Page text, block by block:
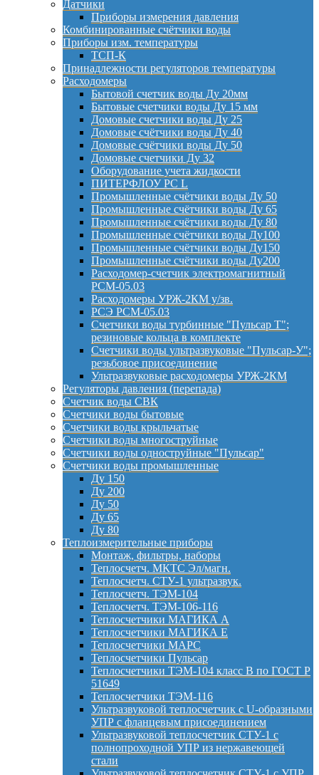
Датчики
Приборы измерения давления
Комбинированные счётчики воды
Приборы изм. температуры
ТСП-К
Принадлежности регуляторов температуры
Расходомеры
Бытовой счетчик воды Ду 20мм
Бытовые счетчики воды Ду 15 мм
Домовые счетчики воды Ду 25
Домовые счётчики воды Ду 40
Домовые счётчики воды Ду 50
Домовые счетчики Ду 32
Оборудование учета жидкости
ПИТЕРФЛОУ РС L
Промышленные счётчики воды Ду 50
Промышленные счётчики воды Ду 65
Промышленные счётчики воды Ду 80
Промышленные счётчики воды Ду100
Промышленные счётчики воды Ду150
Промышленные счётчики воды Ду200
Расходомер-счетчик электромагнитный
РСМ-05.03
Расходомеры УРЖ-2КМ у/зв.
РСЭ РСМ-05.03
Счетчики воды турбинные "Пульсар Т";
резиновые кольца в комплекте
Счетчики воды ультразвуковые "Пульсар-У";
резьбовое присоединение
Ультразвуковые расходомеры УРЖ-2КМ
Регуляторы давления (перепада)
Счетчик воды СВК
Счетчики воды бытовые
Счетчики воды крыльчатые
Счетчики воды многоструйные
Счетчики воды одноструйные "Пульсар"
Счетчики воды промышленные
Ду 150
Ду 200
Ду 50
Ду 65
Ду 80
Теплоизмерительные приборы
Монтаж, фильтры, наборы
Теплосчетч. МКТС Эл/магн.
Теплосчетч. СТУ-1 ультразвук.
Теплосчетч. ТЭМ-104
Теплосчетч. ТЭМ-106-116
Теплосчетчики МАГИКА А
Теплосчетчики МАГИКА Е
Теплосчетчики МАРС
Теплосчетчики Пульсар
Теплосчетчики ТЭМ-104 класс B по ГОСТ Р
51649
Теплосчетчики ТЭМ-116
Ультразвуковой теплосчетчик с U-образными
УПР с фланцевым присоединением
Ультразвуковой теплосчетчик СТУ-1 с
полнопроходной УПР из нержавеющей
стали